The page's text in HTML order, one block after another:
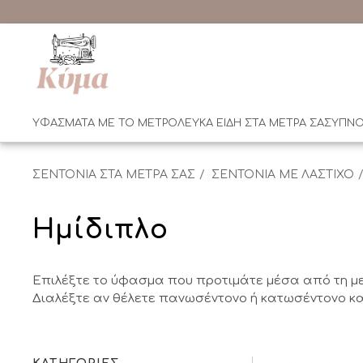
ΥΦΑΣΜΑΤΑ ΜΕ ΤΟ ΜΕΤΡΟΛΕΥΚΑ ΕΙΔΗ ΣΤΑ ΜΕΤΡΑ ΣΑΣ
ΣΕΝΤΟΝΙΑ ΣΤΑ ΜΕΤΡΑ ΣΑΣ ΣΕΝΤΟΝΙΑ ΜΕ ΛΑΣΤΙΧΟ
Ημίδιπλο
Επιλέξτε το ύφασμα που προτιμάτε μέσα από τη
Διαλέξτε αν θέλετε πανωσέντονο ή κατωσέντονο